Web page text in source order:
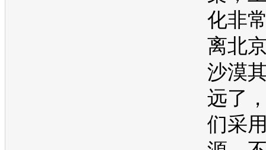
化非
离北
沙漠
远了
们采